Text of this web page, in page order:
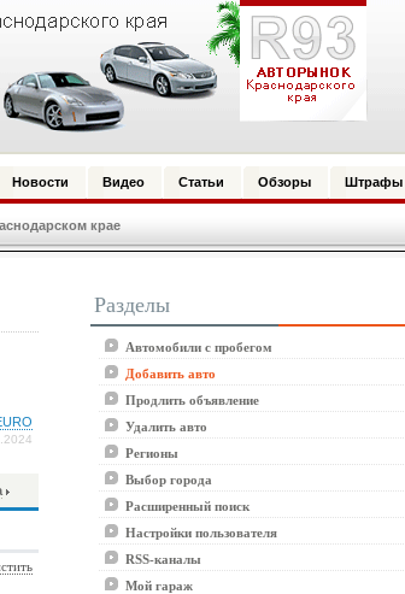
Новости Видео Статьи Обзоры Штрафы
крае
Разделы
Автомобили с пробегом
Добавить авто
Продлить объявление
Удалить авто
Регионы
Выбор города
Расширенный поиск
Настройки пользователя
RSS-каналы
Мой гараж